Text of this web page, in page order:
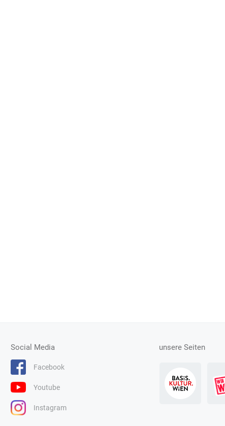
Social Media
Facebook
Youtube
Instagram
unsere Seiten